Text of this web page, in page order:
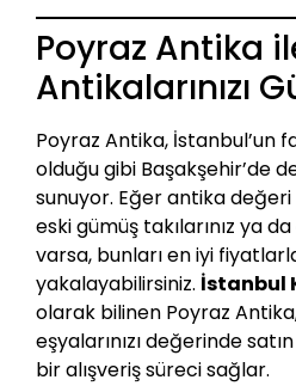
Poyraz Antika
Antikalarınızı
Poyraz Antika, İstanbul’un
olduğu gibi Başakşehir’de
sunuyor. Eğer antika değeri
eski gümüş takılarınız ya
varsa, bunları en iyi
yakalayabilirsiniz. İstanbul
olarak bilinen Poyraz
eşyalarınızı değerinde
bir alışveriş süreci sağlar.